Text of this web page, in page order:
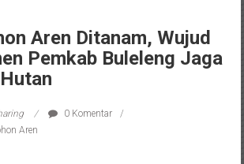
Aren Ditanam, Wujud
Pemkab Buleleng Jaga
0 Komentar
Aren